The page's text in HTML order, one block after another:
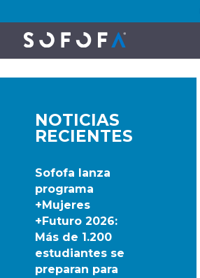
NOTICIAS
RECIENTES
Sofofa lanza
programa
+Mujeres
+Futuro 2026:
Más de 1.200
estudiantes se
preparan para